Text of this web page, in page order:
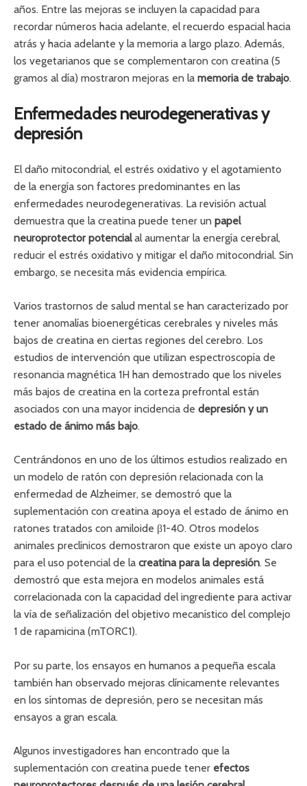
años. Entre las mejoras se incluyen la capacidad para
recordar números hacia adelante, el recuerdo espacial hacia
atrás y hacia adelante y la memoria a largo plazo. Además,
los vegetarianos que se complementaron con creatina (5
gramos al día) mostraron mejoras en la memoria de trabajo.
Enfermedades neurodegenerativas y
depresión
El daño mitocondrial, el estrés oxidativo y el agotamiento
de la energía son factores predominantes en las
enfermedades neurodegenerativas. La revisión actual
demuestra que la creatina puede tener un papel
neuroprotector potencialal aumentar la energía cerebral,
reducir el estrés oxidativo y mitigar el daño mitocondrial. Sin
embargo, se necesita más evidencia empírica.
Varios trastornos de salud mental se han caracterizado por
tener anomalías bioenergéticas cerebrales y niveles más
bajos de creatina en ciertas regiones del cerebro. Los
estudios de intervención que utilizan espectroscopía de
resonancia magnética 1H han demostrado que los niveles
más bajos de creatina en la corteza prefrontal están
asociados con una mayor incidencia de depresión y un
estado de ánimo más bajo.
Centrándonos en uno de los últimos estudios realizado en
un modelo de ratón con depresión relacionada con la
enfermedad de Alzheimer, se demostró que la
suplementación con creatina apoya el estado de ánimo en
ratones tratados con amiloide β1-40. Otros modelos
animales preclínicos demostraron que existe un apoyo claro
para el uso potencial de la creatina para la depresión. Se
demostró que esta mejora en modelos animales está
correlacionada con la capacidad del ingrediente para activar
la vía de señalización del objetivo mecanístico del complejo
1 de rapamicina (mTORC1).
Por su parte, los ensayos en humanos a pequeña escala
también han observado mejoras clínicamente relevantes
en los síntomas de depresión, pero se necesitan más
ensayos a gran escala.
Algunos investigadores han encontrado que la
suplementación con creatina puede tener efectos